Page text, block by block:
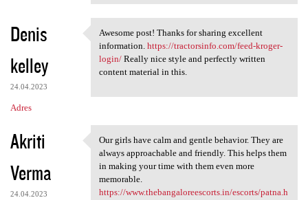
Denis
kelley
24.04.2023
Adres
Awesome post! Thanks for
Awesome post! Thanks for sharing excellent
information. https://tractorsinfo.com/feed-kroger-
login/Really nice style and perfectly written
content material in this.
Akriti
Verma
24.04.2023
Our girls have calm and
Our girls have calm and gentle behavior. They are
always approachable and friendly. This helps them
in making your time with them even more
memorable.
https://www.thebangaloreescorts.in/escorts/patna.h